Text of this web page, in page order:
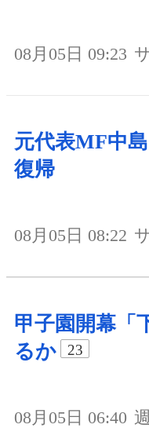
08月05日 09:23
元代表MF中
復帰
08月05日 08:22
甲子園開幕「
るか
23
08月05日 06:40